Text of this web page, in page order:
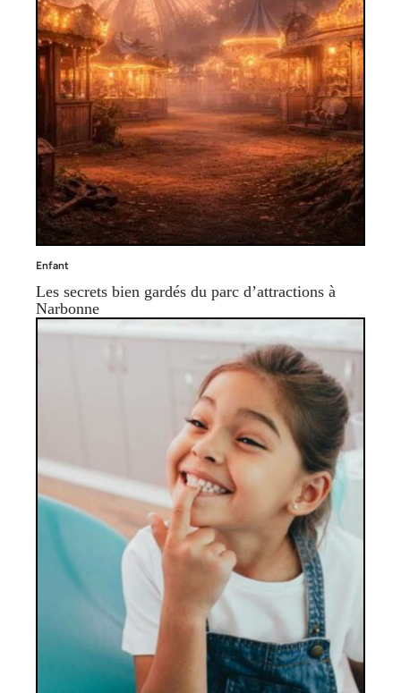
Enfant
Les secrets bien gardés du parc d’attractions à
Narbonne